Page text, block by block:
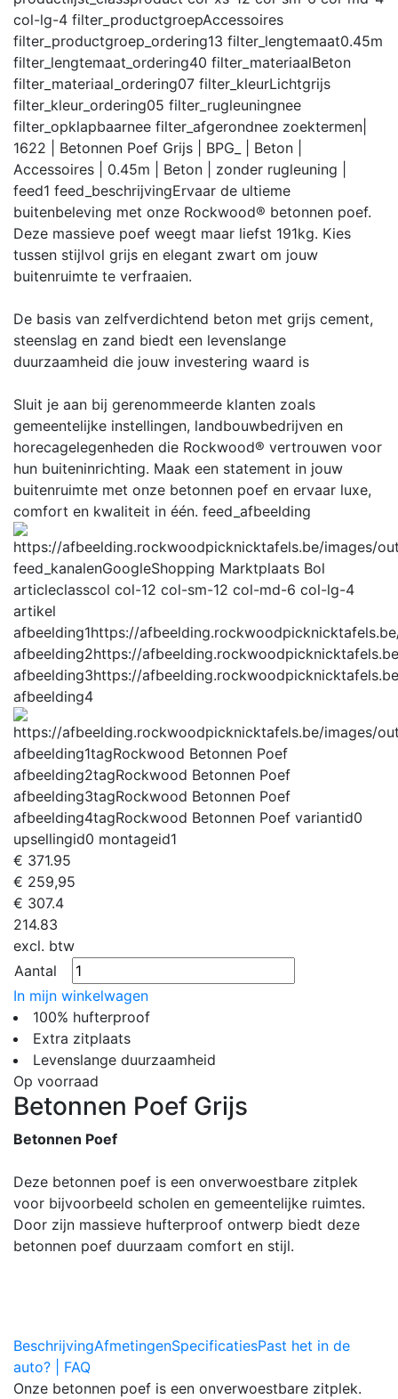
col-lg-4 filter_productgroepAccessoires
filter_productgroep_ordering13 filter_lengtemaat0.45m
filter_lengtemaat_ordering40 filter_materiaalBeton
filter_materiaal_ordering07 filter_kleurLichtgrijs
filter_kleur_ordering05 filter_rugleuningnee
filter_opklapbaarnee filter_afgerondnee zoektermen
1622 | Betonnen Poef Grijs | BPG_ | Beton |
Accessoires | 0.45m | Beton | zonder rugleuning |
feed1 feed_beschrijvingErvaar de ultieme
buitenbeleving met onze Rockwood® betonnen poef.
Deze massieve poef weegt maar liefst 191kg. Kies
tussen stijlvol grijs en elegant zwart om jouw
buitenruimte te verfraaien.
De basis van zelfverdichtend beton met grijs cement,
steenslag en zand biedt een levenslange
duurzaamheid die jouw investering waard is
Sluit je aan bij gerenommeerde klanten zoals
gemeentelijke instellingen, landbouwbedrijven en
horecagelegenheden die Rockwood® vertrouwen voor
hun buiteninrichting. Maak een statement in jouw
buitenruimte met onze betonnen poef en ervaar luxe,
comfort en kwaliteit in één. feed_afbeelding
feed_kanalenGoogleShopping Marktplaats Bol
articleclasscol col-12 col-sm-12 col-md-6 col-lg-4
artikel
afbeelding1https://
afbeelding2https://
afbeelding3https://
afbeelding4
afbeelding1tagRockwood Betonnen Poef
afbeelding2tagRockwood Betonnen Poef
afbeelding3tagRockwood Betonnen Poef
afbeelding4tagRockwood Betonnen Poef variantid0
upsellingid0 montageid1
€ 371.95
€ 259,95
€ 307.4
214.83
excl. btw
Aantal
In mijn winkelwagen
100% hufterproof
Extra zitplaats
Levenslange duurzaamheid
Op voorraad
Betonnen Poef Grijs
Betonnen Poef
Deze betonnen poef is een onverwoestbare zitplek
voor bijvoorbeeld scholen en gemeentelijke ruimtes.
Door zijn massieve hufterproof ontwerp biedt deze
betonnen poef duurzaam comfort en stijl.
BeschrijvingAfmetingenSpecificatiesPast het in de
auto? | FAQ
Onze betonnen poef is een onverwoestbare zitplek.